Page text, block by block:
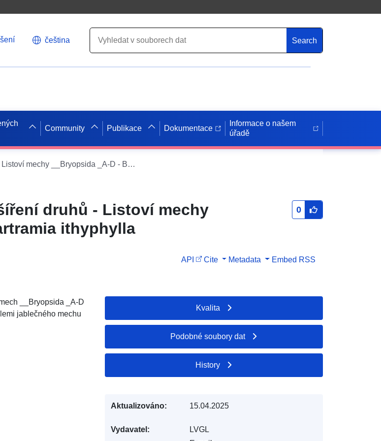
čeština Search
Community Publikace Dokumentace
Informace o našem
úřadě
INSPIRE-WMS SL Rozšíření druhů - Listoví mechy __Bryopsida _A-D - Bartramia ithyphylla
druhů - Listoví mechy
ithyphylla
0
API Cite Metadata Embed RSS
__Bryopsida _A-D
jablečného mechu
Kvalita
Podobné soubory dat
History
Aktualizováno: 15.04.2025
Vydavatel:
LVGL